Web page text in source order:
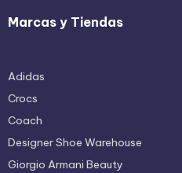
Marcas y Tiendas
Adidas
Crocs
Coach
Designer Shoe Warehouse
Giorgio Armani Beauty